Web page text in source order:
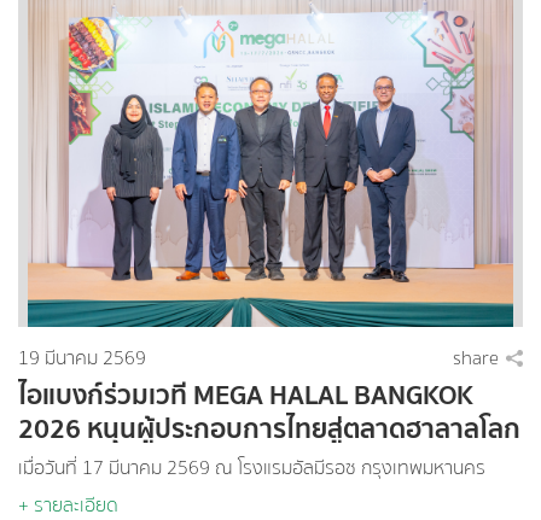
19 มีนาคม 2569 share
ไอแบงก์ร่วมเวที MEGA HALAL BANGKOK
2026 หนุนผู้ประกอบการไทยสู่ตลาดฮาลาลโลก
เสริมศักยภาพเศรษฐกิจไทยสู่สากล
เมื่อวันที่ 17 มีนาคม 2569 ณ โรงแรมอัลมีรอซ กรุงเทพมหานคร
+ รายละเอียด